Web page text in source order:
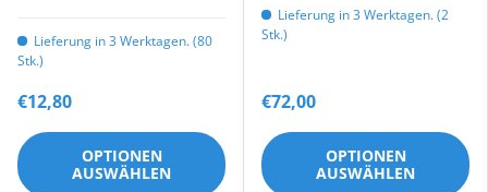
Lieferung in 3 Werktagen. (80
Stk.)
€12,80
OPTIONEN
AUSWÄHLEN
Lieferung in 3 Werktagen. (2
Stk.)
€72,00
OPTIONEN
AUSWÄHLEN